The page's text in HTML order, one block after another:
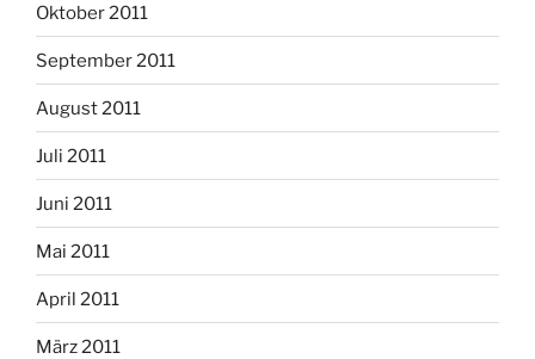
Oktober 2011
September 2011
August 2011
Juli 2011
Juni 2011
Mai 2011
April 2011
März 2011